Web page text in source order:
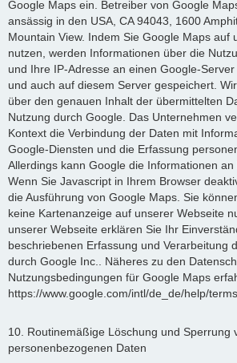
Google Maps ein. Betreiber von Google
ansässig in den USA, CA 94043, 1600
Mountain View. Indem Sie Google Maps auf
nutzen, werden Informationen über die
und Ihre IP-Adresse an einen Google-
und auch auf diesem Server gespeichert.
über den genauen Inhalt der übermittelten
Nutzung durch Google. Das Unternehmen
Kontext die Verbindung der Daten mit
Google-Diensten und die Erfassung
Allerdings kann Google die Informationen an
Wenn Sie Javascript in Ihrem Browser
die Ausführung von Google Maps. Sie
keine Kartenanzeige auf unserer Webseite
unserer Webseite erklären Sie Ihr
beschriebenen Erfassung und Verarbeitung
durch Google Inc.. Näheres zu den
Nutzungsbedingungen für Google Maps
https://www.google.com/intl/de_de/help/
10. Routinemäßige Löschung und Sperrung
personenbezogenen Daten